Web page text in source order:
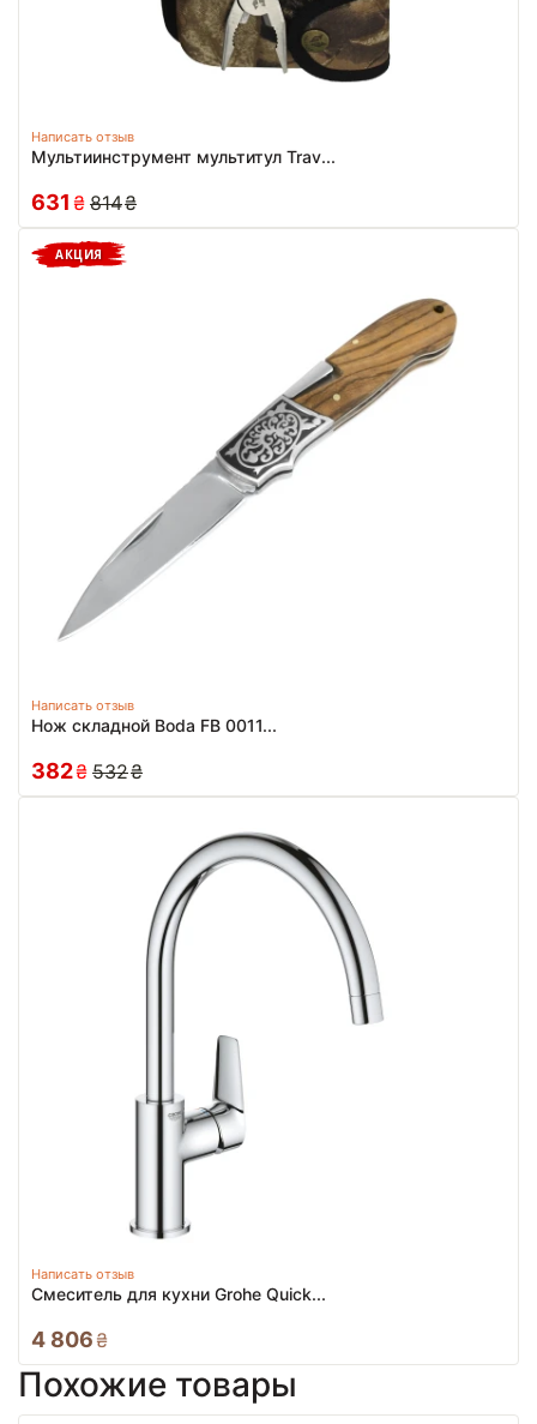
Написать отзыв
Мультиинструмент мультитул Trav...
631 ₴ 814₴
АКЦИЯ
Написать отзыв
Нож складной Boda FB 0011...
382₴ 532₴
Написать отзыв
Смеситель для кухни Grohe Quick...
4 806 ₴
Похожие товары